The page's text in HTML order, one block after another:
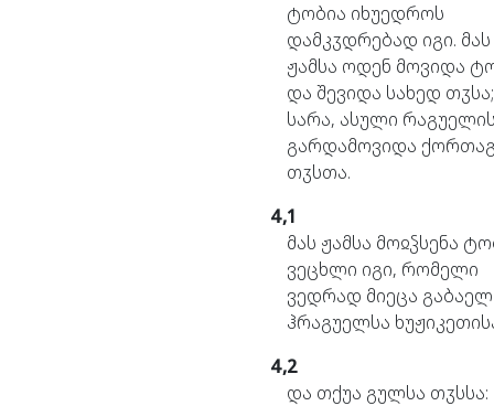
ტობია იხუედროს
დამკჳდრებად იგი. მას
ჟამსა ოდენ მოვიდა
და შევიდა სახედ
სარა, ასული
გარდამოვიდა
თჳსთა.
4,1
მას ჟამსა მოჲჴსენა
ვეცხლი იგი, რომელი
ვედრად მიეცა
ჰრაგუელსა
4,2
და თქუა გულსა თჳსსა: